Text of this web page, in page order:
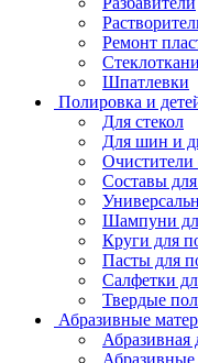
Ремонт
Шпатлевки
Полировка и
Для стекол
Для шин и
Очистители
Составы для
Шампуни
Круги для
Пасты для
Салфетки
Твердые
Абразивные
Абразивная
Абразивные